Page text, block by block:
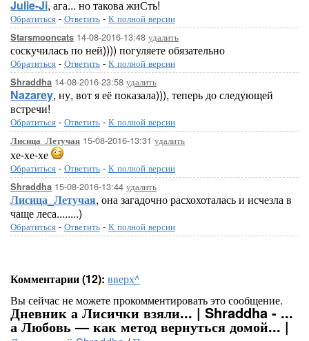
Julie-Ji, ага... но такова жиСть!
Обратиться - Ответить - К полной версии
Starsmooncats 14-08-2016-13:48 удалить
соскучилась по ней)))) погуляете обязательно
Обратиться - Ответить - К полной версии
Shraddha 14-08-2016-23:58 удалить
Nazarey, ну, вот я её показала))), теперь до следующей
встречи!
Обратиться - Ответить - К полной версии
Лисица_Летучая 15-08-2016-13:31 удалить
хе-хе-хе
Обратиться - Ответить - К полной версии
Shraddha 15-08-2016-13:44 удалить
Лисица_Летучая, она загадочно расхохоталась и исчезла в
чаще леса........)
Обратиться - Ответить - К полной версии
Комментарии (12): вверх^
Вы сейчас не можете прокомментировать это сообщение.
Дневник а Лисички взяли... | Shraddha - ...
а Любовь — как метод вернуться домой... |